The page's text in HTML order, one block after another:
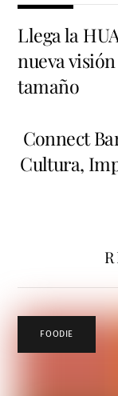
Llega la
nueva
tamaño
Connect
Cultura,
FOODIE